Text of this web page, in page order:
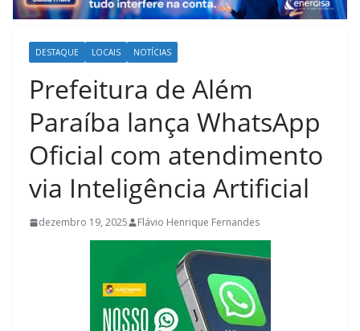
DESTAQUE LOCAIS NOTÍCIAS
Prefeitura de Além
Paraíba lança WhatsApp
Oficial com atendimento
via Inteligência Artificial
dezembro 19, 2025 Flávio Henrique Fernandes